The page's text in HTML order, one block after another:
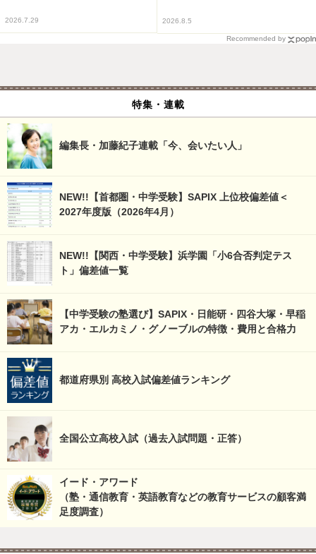
2026.7.29 2026.8.5
Recommended by
特集・連載
編集長・加藤紀子連載「今、会いたい人」
NEW!!【首都圏・中学受験】SAPIX 上位校偏差値＜
2027年度版（2026年4月）
NEW!!【関西・中学受験】浜学園「小6合否判定テス
ト」偏差値一覧
【中学受験の塾選び】SAPIX・日能研・四谷大塚・早稲
アカ・エルカミノ・グノーブルの特徴・費用と合格力
都道府県別 高校入試偏差値ランキング
全国公立高校入試（過去入試問題・正答）
イード・アワード
（塾・通信教育・英語教育などの教育サービスの顧客満
足度調査）